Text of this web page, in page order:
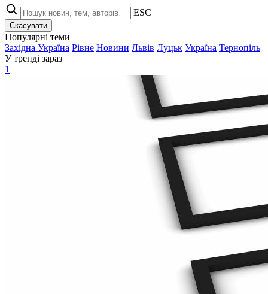
ESC
Скасувати
Популярні теми
Західна Україна Рівне Новини Львів Луцьк Україна Тернопіль
У тренді зараз
1